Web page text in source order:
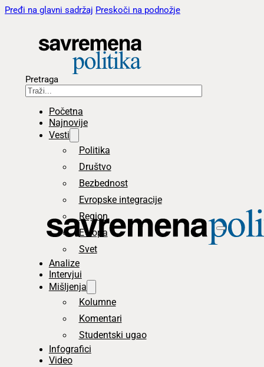
Pređi na glavni sadržaj Preskoči na podnožje
Pretraga
Početna
Najnovije
Vesti
Politika
Društvo
Bezbednost
Evropske integracije
Region
Evropa
Svet
Analize
Intervjui
Mišljenja
Kolumne
Komentari
Studentski ugao
Infografici
Video